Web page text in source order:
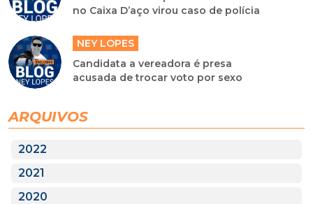
no Caixa D’aço virou caso de polícia
NEY LOPES
Candidata a vereadora é presa
acusada de trocar voto por sexo
ARQUIVOS
2022
2021
2020